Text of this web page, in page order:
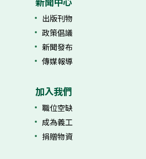
出版刊物
政策倡議
新聞發布
傳媒報導
加入我們
職位空缺
成為義工
捐贈物資